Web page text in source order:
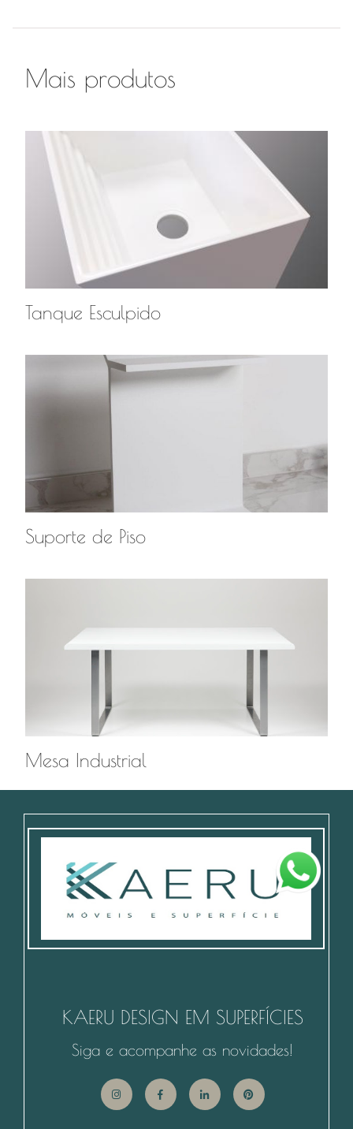
Mais produtos
Tanque Esculpido
Suporte de Piso
Mesa Industrial
KAERU DESIGN EM SUPERFÍCIES
Siga e acompanhe as novidades!